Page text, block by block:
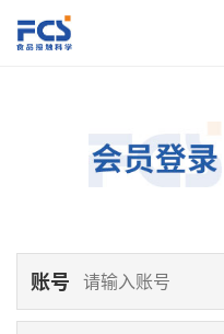
账号